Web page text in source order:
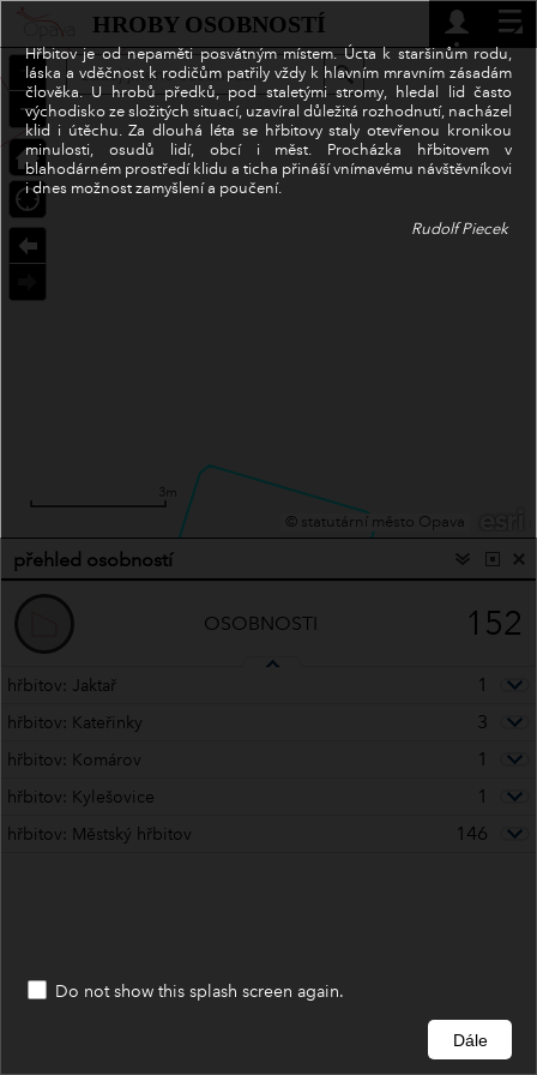
© statutární město Opava
Search
+
–
Hřbitov je od nepaměti posvátným místem. Úcta k staršinům rodu,
láska a vděčnost k rodičům patřily vždy k hlavním mravním zásadám
člověka.U hrobů předků, pod staletými stromy, hledal lid často
východisko ze složitých situací, uzavíral důležitá rozhodnutí, nacházel
klid i útěchu.Za dlouhá léta se hřbitovy staly otevřenou kronikou
minulosti, osudů lidí, obcí i měst. Procházka hřbitovem v
blahodárném prostředí klidu a ticha přináší vnímavému návštěvníkovi
i dnes možnost zamyšlení a poučení.
Rudolf Piecek
Do not show this splash screen again.
Dále
Controller
HROBY OSOBNOSTÍ
přehled osobností
OSOBNOSTI 152
hřbitov: Jaktař 1
hřbitov: Kateřinky 3
hřbitov: Komárov 1
hřbitov: Kylešovice 1
hřbitov: Městský hřbitov 146